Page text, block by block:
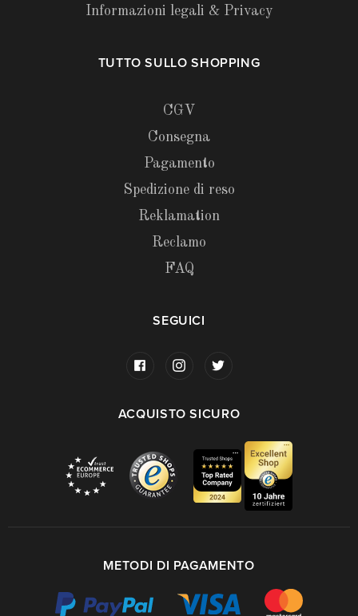
Informazioni legali & Privacy
TUTTO SULLO SHOPPING
CGV
Consegna
Pagamento
Spedizione di reso
Reklamation
Reclamo
FAQ
SEGUICI
ACQUISTO SICURO
METODI DI PAGAMENTO